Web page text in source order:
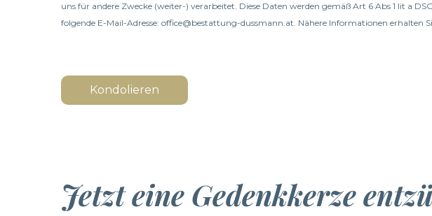
uns für andere Zwecke (weiter-) verarbeitet. Diese Daten werden gemäß Art 6 Abs 1 lit a
folgende E-Mail-Adresse: office@bestattung-dussmann.at. Nähere Informationen erhalten
Kondolieren
Jetzt eine Gedenkkerze